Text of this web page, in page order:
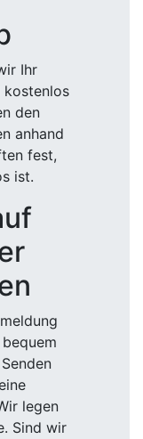
Ihr
kostenlos
den
anhand
fest,
ist.
legen
Sind wir